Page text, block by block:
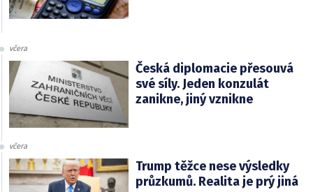
včera
Česká diplomacie přesouvá
své síly. Jeden konzulát
zanikne, jiný vznikne
včera
Trump těžce nese výsledky
průzkumů. Realita je prý jiná